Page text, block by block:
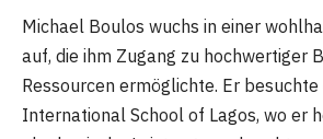
Michael Boulos wuchs in einer
auf, die ihm Zugang zu hochwertiger
Ressourcen ermöglichte. Er besuchte
International School of Lagos, wo er